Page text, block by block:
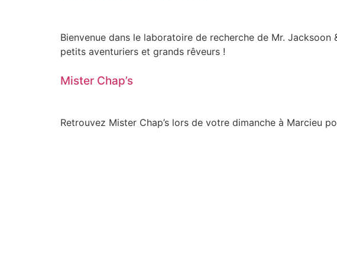
Bienvenue dans le laboratoire de recherche de Mr.
petits aventuriers et grands rêveurs !
Mister Chap’s
Retrouvez Mister Chap’s lors de votre dimanche à Marcieu